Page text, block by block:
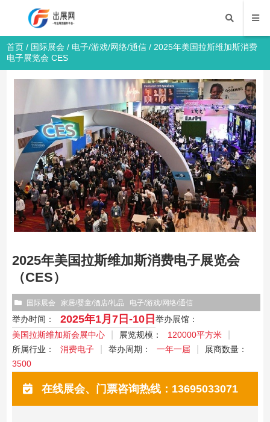
首页 / 国际展会 / 电子/游戏/网络/通信 / 2025年美国拉斯维加斯消费
电子展览会 CES
2025年美国拉斯维加斯消费电子展览会
（CES）
国际展会 家居/婴童/酒店/礼品 电子/游戏/网络/通信
举办时间： 2025年1月7日-10日 举办展馆：
美国拉斯维加斯会展中心
展览规模：
120000平方米
所属行业：
消费电子 举办周期： 一年一届
展商数量：
3500
在线展会、门票咨询热线：13695033071